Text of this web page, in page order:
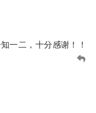
一二，十分感谢！！